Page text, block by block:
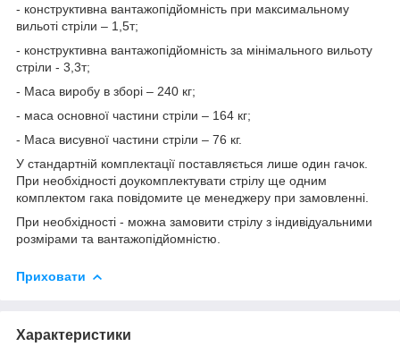
- конструктивна вантажопідйомність при максимальному
вильоті стріли – 1,5т;
- конструктивна вантажопідйомність за мінімального вильоту
стріли - 3,3т;
- Маса виробу в зборі – 240 кг;
- маса основної частини стріли – 164 кг;
- Маса висувної частини стріли – 76 кг.
У стандартній комплектації поставляється лише один гачок.
При необхідності доукомплектувати стрілу ще одним
комплектом гака повідомите це менеджеру при замовленні.
При необхідності - можна замовити стрілу з індивідуальними
розмірами та вантажопідйомністю.
Приховати
Характеристики